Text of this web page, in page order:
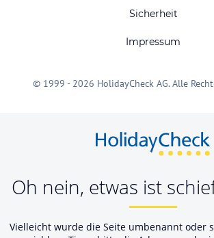
Sicherheit
Impressum
© 1999 - 2026 HolidayCheck AG. Alle
Oh nein, etwas ist
Vielleicht wurde die Seite umbenannt oder